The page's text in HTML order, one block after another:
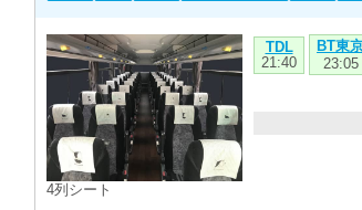
4列シート
TDL
21:40
BT東
23:05